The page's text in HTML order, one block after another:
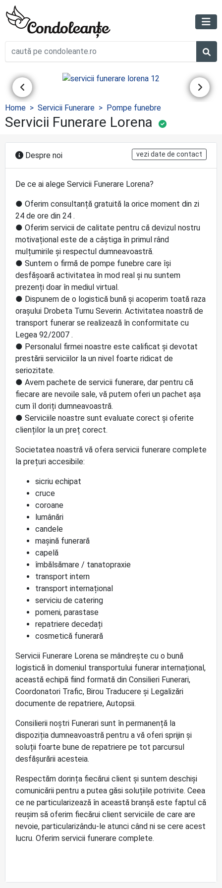
Home Servicii Funerare Pompe funebre
Servicii Funerare Lorena
Despre noi vezi date de contact
De ce ai alege Servicii Funerare Lorena?
● Oferim consultanță gratuită la orice moment din zi
24 de ore din 24 .
● Oferim servicii de calitate pentru că devizul nostru
motivațional este de a câștiga în primul rând
mulțumirile și respectul dumneavoastră.
● Suntem o firmă de pompe funebre care își
desfășoară activitatea în mod real și nu suntem
prezenți doar în mediul virtual.
● Dispunem de o logistică bună și acoperim toată raza
orașului Drobeta Turnu Severin. Activitatea noastră de
transport funerar se realizează în conformitate cu
Legea 92/2007 .
● Personalul firmei noastre este calificat și devotat
prestării serviciilor la un nivel foarte ridicat de
seriozitate.
● Avem pachete de servicii funerare, dar pentru că
fiecare are nevoile sale, vă putem oferi un pachet așa
cum îl doriți dumneavoastră.
● Serviciile noastre sunt evaluate corect și oferite
clienților la un preț corect.
Societatea noastră vă ofera servicii funerare complete
la prețuri accesibile:
sicriu echipat
cruce
coroane
lumânări
candele
mașină funerară
capelă
îmbălsămare / tanatopraxie
transport intern
transport internațional
serviciu de catering
pomeni, parastase
repatriere decedați
cosmetică funerară
Servicii Funerare Lorena se mândrește cu o bună
logistică în domeniul transportului funerar internațional,
această echipă fiind formată din Consilieri Funerari,
Coordonatori Trafic, Birou Traducere și Legalizări
documente de repatriere, Autopsii.
Consilierii noștri Funerari sunt în permanență la
dispoziția dumneavoastră pentru a vă oferi sprijin și
soluții foarte bune de repatriere pe tot parcursul
desfășurării acesteia.
Respectăm dorința fiecărui client și suntem deschiși
comunicării pentru a putea găsi soluțiile potrivite. Ceea
ce ne particularizează în această branșă este faptul că
reușim să oferim fiecărui client serviciile de care are
nevoie, particularizându-le atunci când ni se cere acest
lucru. Oferim servicii funerare complete.